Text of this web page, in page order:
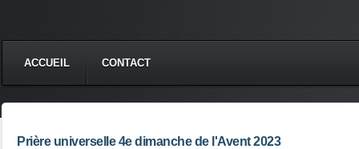
ACCUEIL CONTACT
Prière universelle 4e dimanche de l'Avent 2023